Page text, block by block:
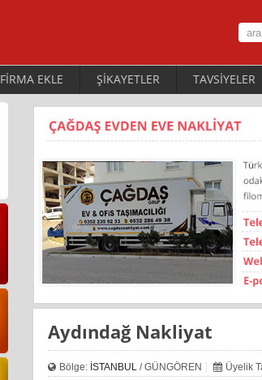
FİRMA EKLE ŞİKAYETLER TAVSİYELER
Aydındağ Nakliyat
Bölge: İSTANBUL/ GÜNGÖREN Üyelik